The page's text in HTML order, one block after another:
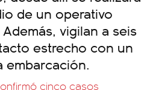
de un operativo
vigilan a seis
estrecho con un
embarcación.
cinco casos